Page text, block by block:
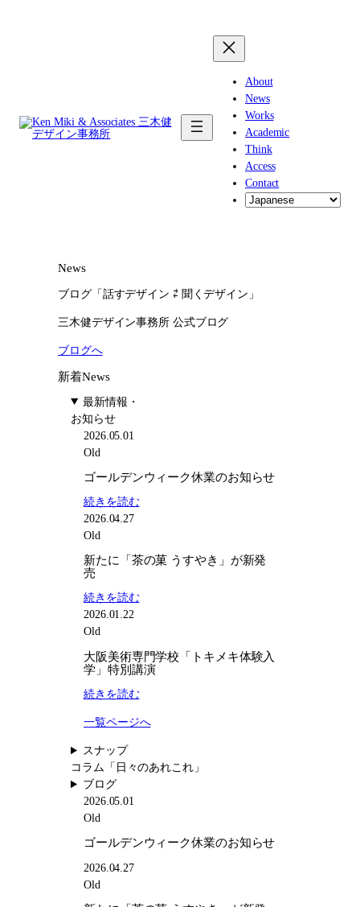
About
News
Works
Academic
Think
Access
Contact
News
ブログ「話すデザイン ⇄ 聞くデザイン」
三木健デザイン事務所 公式ブログ
ブログへ
新着News
最新情報・
お知らせ
2026.05.01
Old
ゴールデンウィーク休業のお知らせ
続きを読む:
ル
デ
ウ
ク
休
の
お
せ
2026.04.27
Old
新たに「茶の菓 うすやき」が新発
売
続きを読む:
「茶
菓
す
き」
2026.01.22
Old
大阪美術専門学校「トキメキ体験入
学」特別講演
続きを読む:
阪
「ト
一覧ページへ
スナップ
コラム 「日々のあれこれ」
ブログ
2026.05.01
Old
ゴールデンウィーク休業のお知らせ
2026.04.27
Old